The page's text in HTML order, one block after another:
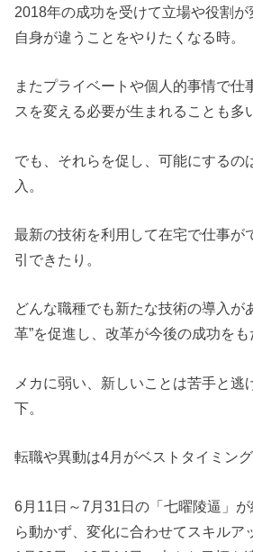
2018年の成功を受けて立場や役割
自身が違うことをやりたくなる時。
またプライベートや個人的事情で仕
スを変える必要が生まれることも多
でも、それらを促し、可能にするの
入。
最新の技術を利用して在宅で仕事が
引できたり。
どんな職種でも新たな技術の導入が
革”を促進し、改革が今後の成功をも
メカに弱い、新しいことは苦手と逃
下。
転職や異動は4月がベストタイミング
6月11日～7月31日の「七曜陵逼」
ら動かず、変化に合わせてスキルア